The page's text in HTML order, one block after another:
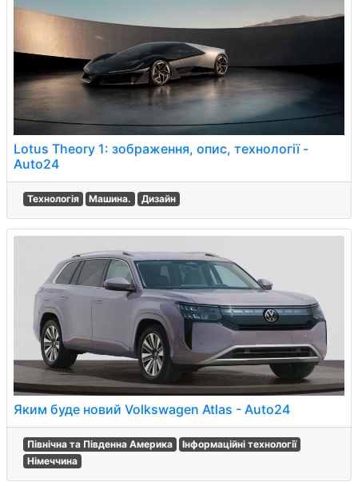
Lotus Theory 1: зображення, опис, технології -
Auto24
Технологія Машина. Дизайн
Яким буде новий Volkswagen Atlas - Auto24
Північна та Південна Америка
Інформаційні технології
Німеччина